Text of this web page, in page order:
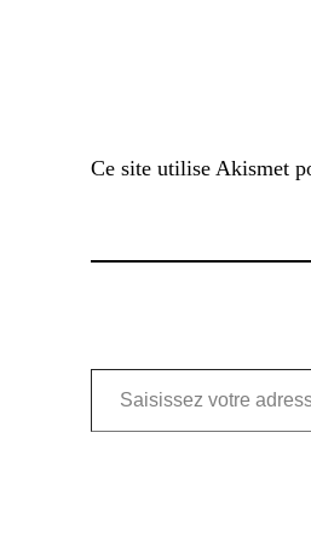
Ce site utilise Akismet
Saisissez votre adresse e-mail…